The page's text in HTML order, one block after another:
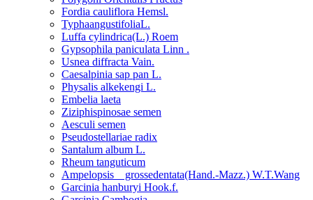
Fordia cauliflora Hemsl.
TyphaangustifoliaL.
Luffa cylindrica(L.) Roem
Gypsophila paniculata Linn .
Usnea diffracta Vain.
Caesalpinia sap pan L.
Physalis alkekengi L.
Embelia laeta
Ziziphispinosae semen
Aesculi semen
Pseudostellariae radix
Santalum album L.
Rheum tanguticum
Ampelopsis grossedentata(Hand.-Mazz.) W.T.Wang
Garcinia hanburyi Hook.f.